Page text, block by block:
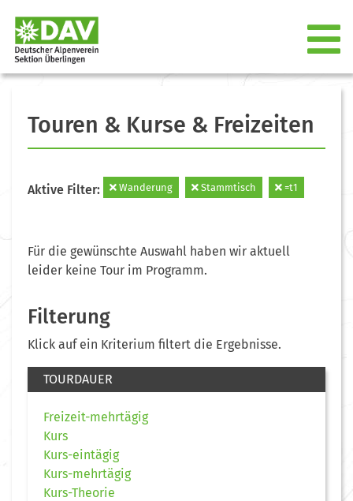
Touren & Kurse & Freizeiten
Aktive Filter: Wanderung Stammtisch =t1
Für die gewünschte Auswahl haben wir aktuell
leider keine Tour im Programm.
Filterung
Klick auf ein Kriterium filtert die Ergebnisse.
TOURDAUER
Freizeit-mehrtägig
Kurs
Kurs-eintägig
Kurs-mehrtägig
Kurs-Theorie